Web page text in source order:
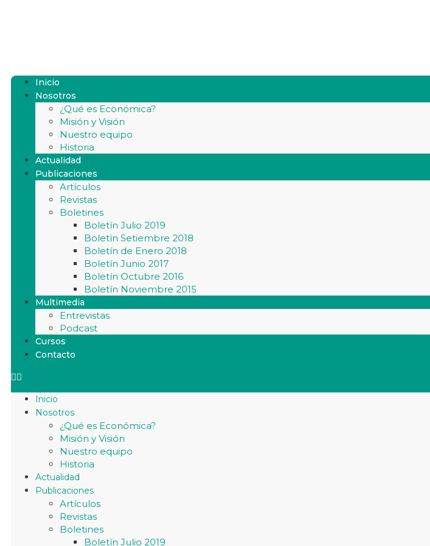
Inicio
Nosotros
¿Qué es Económica?
Misión y Visión
Nuestro equipo
Historia
Actualidad
Publicaciones
Artículos
Revistas
Boletines
Boletín Julio 2019
Boletín Setiembre 2018
Boletín de Enero 2018
Boletín Junio 2017
Boletín Octubre 2016
Boletín Noviembre 2015
Multimedia
Entrevistas
Podcast
Cursos
Contacto
Inicio
Nosotros
¿Qué es Económica?
Misión y Visión
Nuestro equipo
Historia
Actualidad
Publicaciones
Artículos
Revistas
Boletines
Boletín Julio 2019